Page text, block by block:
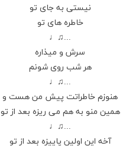
نیستی به جای تو
خاطره های تو
...♫♩
سرش و میذاره
هر شب روی شونم
...♫♩
هنوزم خاطراتت پیش من هست و
همین منو به هم می ریزه بعد از تو
...♫♩
آخه این اولین پاییزه بعد از تو